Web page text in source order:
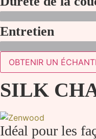
Entretien
OBTENIR UN
SILK
Idéal pour les